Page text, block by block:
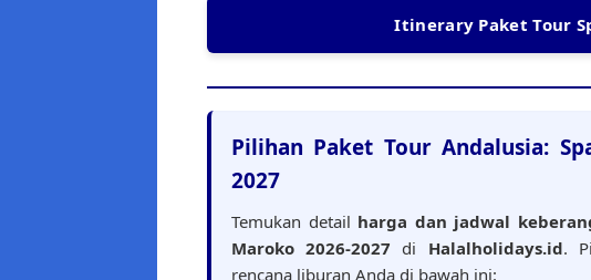
Itinerary Paket Tour
Pilihan Paket Tour Andalusia:
2027
Temukan detail harga dan jadwal
Maroko 2026-2027 di Halalholidays.id.
rencana liburan Anda di bawah ini: